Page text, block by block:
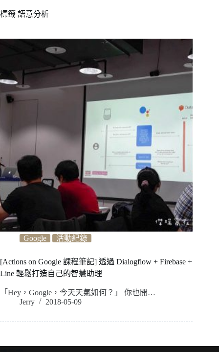
標籤 語意分析
Google 活動紀錄
[Actions on Google 課程筆記] 透過 Dialogflow + Firebase +
Line 輕鬆打造自己的智慧助理
「Hey，Google，今天天氣如何？」 你也開…
Jerry
2018-05-09